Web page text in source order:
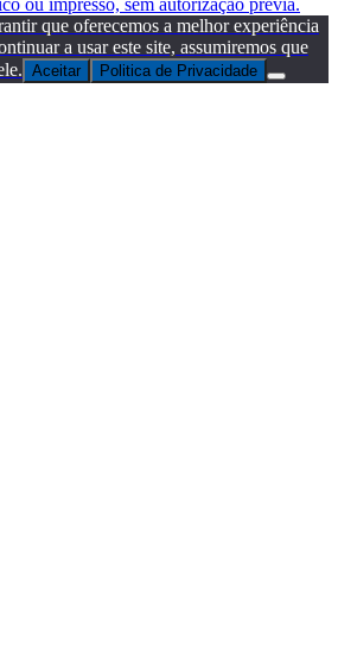
que oferecemos a melhor experiência
a usar este site, assumiremos que
Aceitar Politica de Privacidade